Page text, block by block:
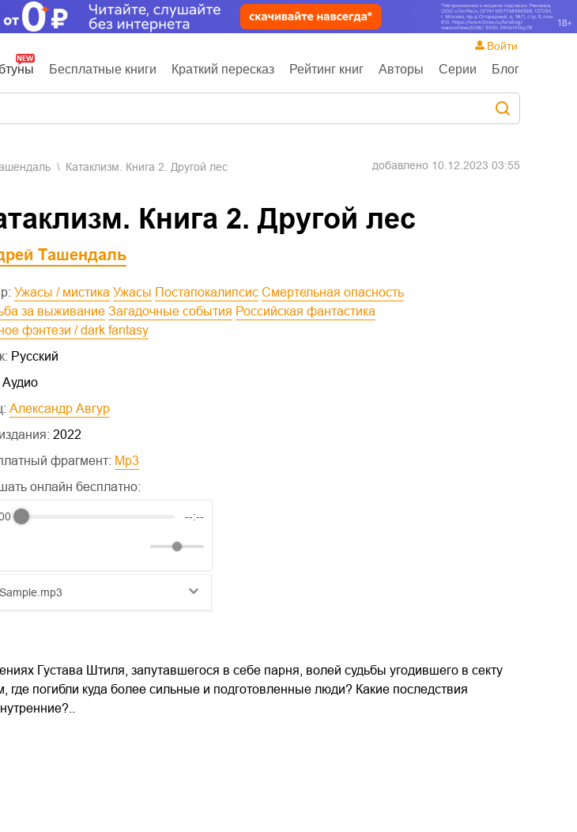
Бесплатные книги Краткий пересказ Рейтинг книг Авторы Серии Блог
Войти
Катаклизм. Книга 2. Другой лес добавлено 10.12.2023 03:55
Книга 2. Другой лес
Ташендаль
Ужасы / мистика Ужасы Постапокалипсис
Смертельная опасность
за выживание
Загадочные события
Российская фантастика
фэнтези / dark fantasy
Русский
Аудио
Александр Авгур
2022
фрагмент:
mp3
онлайн бесплатно:
--:--
Sample.mp3
Густава Штиля, запутавшегося в себе парня, волей судьбы угодившего в секту
погибли куда более сильные и подготовленные люди? Какие последствия